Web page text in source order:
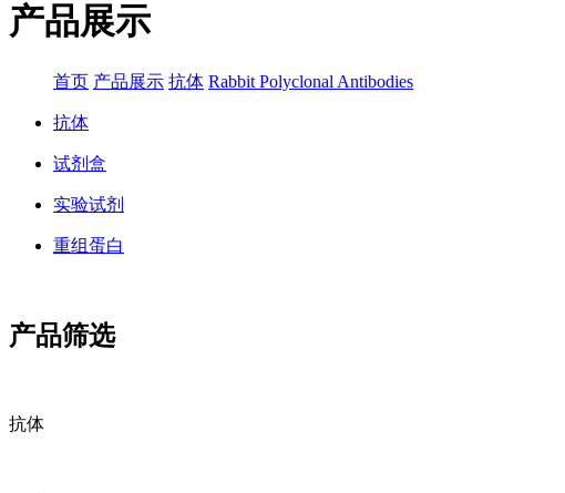
产品展示
首页 产品展示 抗体 Rabbit Polyclonal Antibodies
抗体
试剂盒
实验试剂
重组蛋白
产品筛选
抗体